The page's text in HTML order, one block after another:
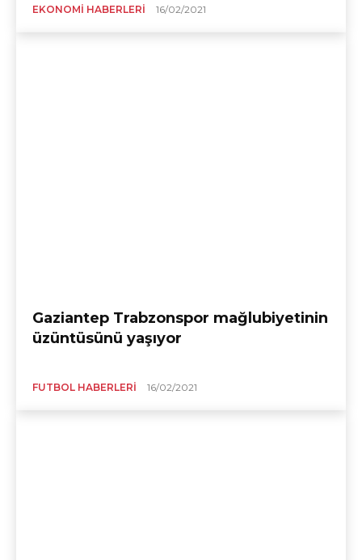
EKONOMI HABERLERI 16/02/2021
Gaziantep Trabzonspor mağlubiyetinin
üzüntüsünü yaşıyor
FUTBOL HABERLERI 16/02/2021